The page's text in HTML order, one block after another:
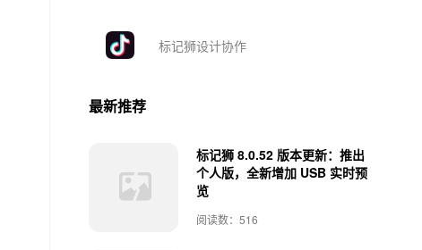
标记狮设计协作
最新推荐
标记狮 8.0.52 版本更新：推出
个人版，全新增加 USB 实时预
览
阅读数：516